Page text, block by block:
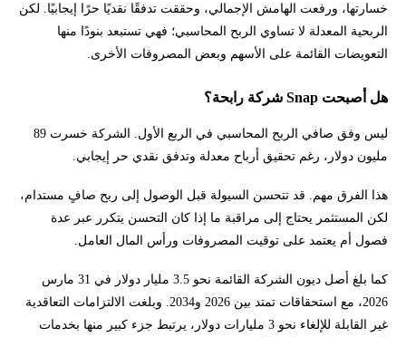
خسارتها، ورفعت الهامش الإجمالي، وحققت تدفقًا نقديًا حرًا إيجابيًا. لكن
الربحية المعدلة لا تساوي الربح المحاسبي؛ فهي تستبعد بنودًا منها
التعويضات القائمة على الأسهم وبعض المصروفات الأخرى.
هل أصبحت Snap شركة رابحة؟
ليس وفق صافي الربح المحاسبي في الربع الأول. الشركة خسرت 89
مليون دولار، رغم تحقيق أرباح معدلة وتدفق نقدي حر إيجابي.
هذا الفرق مهم. قد تتحسن السيولة قبل الوصول إلى ربح صافٍ مستدام،
لكن المستثمر يحتاج إلى مراقبة ما إذا كان التحسن يتكرر عبر عدة
فصول أم يعتمد على توقيت المصروفات ورأس المال العامل.
كما بلغ أصل ديون الشركة القائمة نحو 3.5 مليار دولار في 31 مارس
2026، مع استحقاقات تمتد بين 2026 و2034. وبلغت الالتزامات التعاقدية
غير القابلة للإلغاء نحو 3 مليارات دولار، يرتبط جزء كبير منها بخدمات